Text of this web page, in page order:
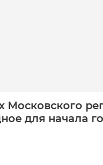
Московского
для начала